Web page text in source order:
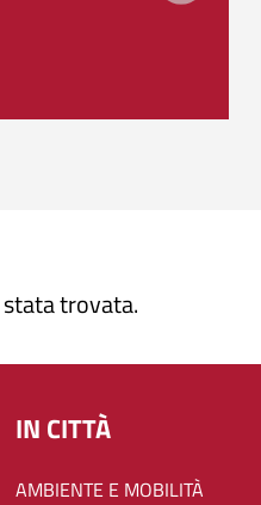
trovata.
IN CITTÀ
AMBIENTE E MOBILITÀ